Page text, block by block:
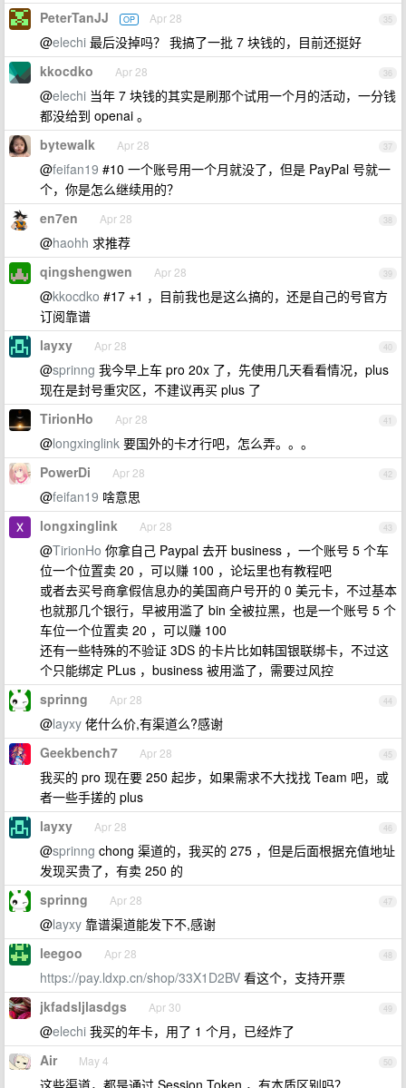
35
PeterTanJJ OP Apr 28
@elechi 最后没掉吗？ 我搞了一批 7 块钱的，目前还挺好
36
kkocdko Apr 28
@elechi 当年 7 块钱的其实是刷那个试用一个月的活动，一分钱
都没给到 openai 。
37
bytewalk Apr 28
@feifan19 #10 一个账号用一个月就没了，但是 PayPal 号就一
个，你是怎么继续用的？
38
en7en Apr 28
@haohh 求推荐
39
qingshengwen Apr 28
@kkocdko #17 +1 ，目前我也是这么搞的，还是自己的号官方
订阅靠谱
40
layxy Apr 28
@sprinng 我今早上车 pro 20x 了，先使用几天看看情况，plus
现在是封号重灾区，不建议再买 plus 了
41
TirionHo Apr 28
@longxinglink 要国外的卡才行吧，怎么弄。。。
42
PowerDi Apr 28
@feifan19 啥意思
43
longxinglink Apr 28
@TirionHo 你拿自己 Paypal 去开 business ，一个账号 5 个车
位一个位置卖 20 ，可以赚 100 ，论坛里也有教程吧
或者去买号商拿假信息办的美国商户号开的 0 美元卡，不过基本
也就那几个银行，早被用滥了 bin 全被拉黑，也是一个账号 5 个
车位一个位置卖 20 ，可以赚 100
还有一些特殊的不验证 3DS 的卡片比如韩国银联绑卡，不过这
个只能绑定 PLus ，business 被用滥了，需要过风控
44
sprinng Apr 28
@layxy 佬什么价,有渠道么?感谢
45
Geekbench7 Apr 28
我买的 pro 现在要 250 起步，如果需求不大找找 Team 吧，或
者一些手搓的 plus
46
layxy Apr 28
@sprinng chong 渠道的，我买的 275 ，但是后面根据充值地址
发现买贵了，有卖 250 的
47
sprinng Apr 28
@layxy 靠谱渠道能发下不,感谢
48
leegoo Apr 28
https://pay.ldxp.cn/shop/33X1D2BV 看这个，支持开票
49
jkfadsljlasdgs Apr 30
@elechi 我买的年卡，用了 1 个月，已经炸了
50
Air May 4
这些渠道，都是通过 Session Token ，有本质区别吗？